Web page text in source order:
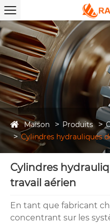
Maison Produits
Cylindres hydrauliques
Cylindres
travail aérien
En tant que fabricant
concentrant sur les